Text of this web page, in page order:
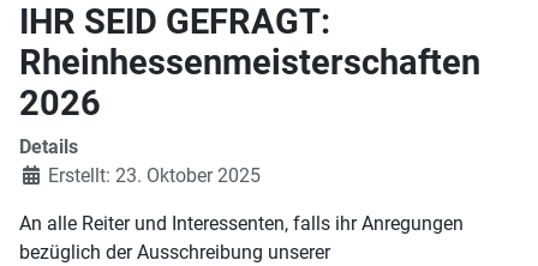
IHR SEID GEFRAGT:
Rheinhessenmeisterschaften
2026
Details
Erstellt: 23. Oktober 2025
An alle Reiter und Interessenten, falls ihr Anregungen
bezüglich der Ausschreibung unserer